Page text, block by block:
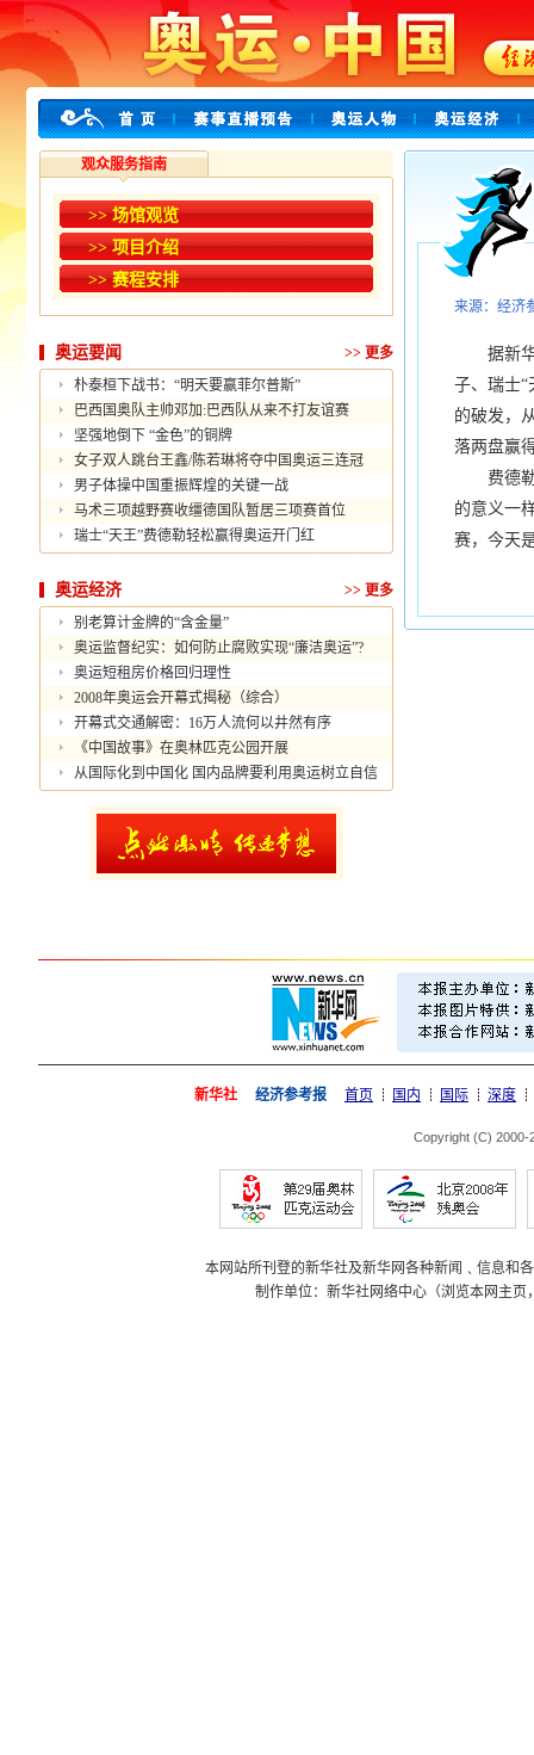
观众服务指南
>> 场馆观览
>> 项目介绍
>> 赛程安排
奥运要闻 >> 更多
朴泰桓下战书：“明天要赢菲尔普斯”
巴西国奥队主帅邓加:巴西队从来不打友谊赛
坚强地倒下 “金色”的铜牌
女子双人跳台王鑫/陈若琳将夺中国奥运三连冠
男子体操中国重振辉煌的关键一战
马术三项越野赛收缰德国队暂居三项赛首位
瑞士“天王”费德勒轻松赢得奥运开门红
奥运经济 >> 更多
别老算计金牌的“含金量”
奥运监督纪实：如何防止腐败实现“廉洁奥运”?
奥运短租房价格回归理性
2008年奥运会开幕式揭秘（综合）
开幕式交通解密：16万人流何以井然有序
《中国故事》在奥林匹克公园开展
从国际化到中国化 国内品牌要利用奥运树立自信
来源：经济
据新华
子、瑞士“
的破发，
落两盘赢
费德勒
的意义一
赛，今天
新华社 经济参考报 首页 国内 国际 深度
Copyright (C) 2000-
本网站所刊登的新华社及新华网各种新闻﹑信息和
制作单位：新华社网络中心（浏览本网主